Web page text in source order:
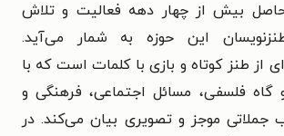
بیش از چهار دهه فعالیت و تلاش
این حوزه به شمار می‌آید.
از طنز کوتاه و بازی با کلمات است که با
گاه فلسفی، مسائل اجتماعی، فرهنگی و
جملاتی موجز و تصویری بیان می‌کند. در